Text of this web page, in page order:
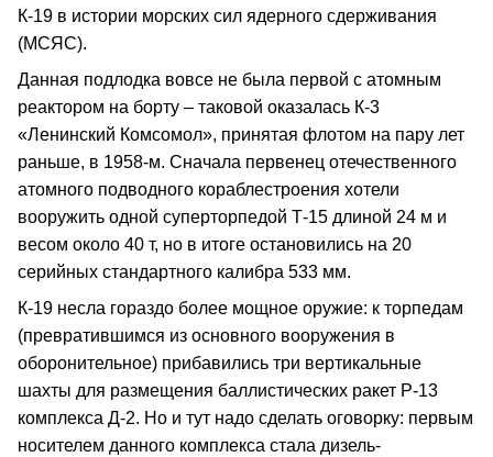
К-19 в истории морских сил ядерного сдерживания
(МСЯС).
Данная подлодка вовсе не была первой с атомным
реактором на борту – таковой оказалась К-3
«Ленинский Комсомол», принятая флотом на пару лет
раньше, в 1958-м. Сначала первенец отечественного
атомного подводного кораблестроения хотели
вооружить одной суперторпедой Т-15 длиной 24 м и
весом около 40 т, но в итоге остановились на 20
серийных стандартного калибра 533 мм.
К-19 несла гораздо более мощное оружие: к торпедам
(превратившимся из основного вооружения в
оборонительное) прибавились три вертикальные
шахты для размещения баллистических ракет Р-13
комплекса Д-2. Но и тут надо сделать оговорку: первым
носителем данного комплекса стала дизель-